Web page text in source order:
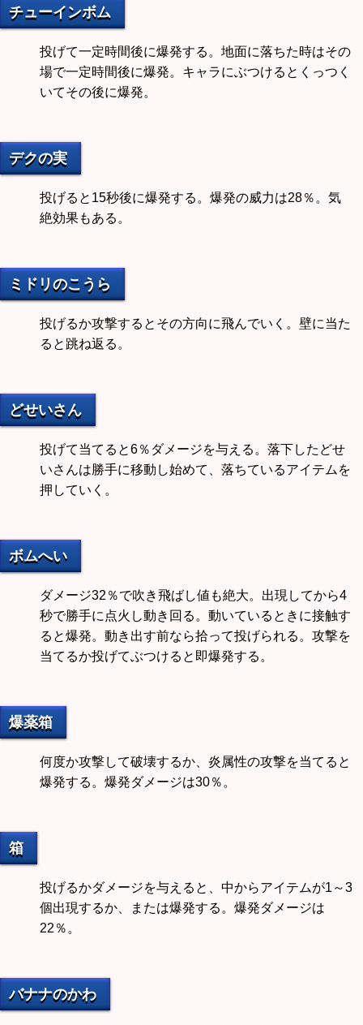
チューインボム
投げて一定時間後に爆発する。地面に落ちた時はその
場で一定時間後に爆発。キャラにぶつけるとくっつく
いてその後に爆発。
デクの実
投げると15秒後に爆発する。爆発の威力は28％。気
絶効果もある。
ミドリのこうら
投げるか攻撃するとその方向に飛んでいく。壁に当た
ると跳ね返る。
どせいさん
投げて当てると6％ダメージを与える。落下したどせ
いさんは勝手に移動し始めて、落ちているアイテムを
押していく。
ボムへい
ダメージ32％で吹き飛ばし値も絶大。出現してから4
秒で勝手に点火し動き回る。動いているときに接触す
ると爆発。動き出す前なら拾って投げられる。攻撃を
当てるか投げてぶつけると即爆発する。
爆薬箱
何度か攻撃して破壊するか、炎属性の攻撃を当てると
爆発する。爆発ダメージは30％。
箱
投げるかダメージを与えると、中からアイテムが1～3
個出現するか、または爆発する。爆発ダメージは
22％。
バナナのかわ